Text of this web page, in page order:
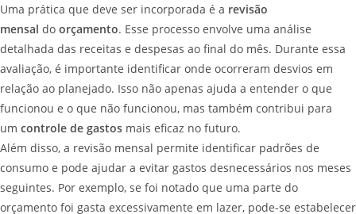
Uma prática que deve ser incorporada é a revisão
mensal do orçamento. Esse processo envolve uma análise
detalhada das receitas e despesas ao final do mês. Durante essa
avaliação, é importante identificar onde ocorreram desvios em
relação ao planejado. Isso não apenas ajuda a entender o que
funcionou e o que não funcionou, mas também contribui para
um controle de gastos mais eficaz no futuro.
Além disso, a revisão mensal permite identificar padrões de
consumo e pode ajudar a evitar gastos desnecessários nos meses
seguintes. Por exemplo, se foi notado que uma parte do
orçamento foi gasta excessivamente em lazer, pode-se estabelecer